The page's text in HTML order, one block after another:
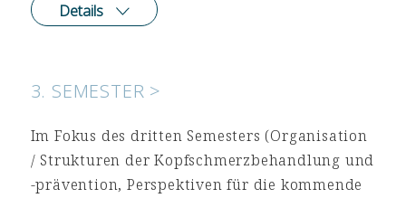
Details
3. SEMESTER >
Im Fokus des dritten Semesters (Organisation
/ Strukturen der Kopfschmerzbehandlung und
-prävention, Perspektiven für die kommende